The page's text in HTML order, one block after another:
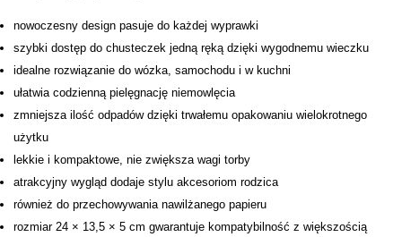
nowoczesny design pasuje do każdej wyprawki
szybki dostęp do chusteczek jedną ręką dzięki wygodnemu wieczku
idealne rozwiązanie do wózka, samochodu i w kuchni
ułatwia codzienną pielęgnację niemowlęcia
zmniejsza ilość odpadów dzięki trwałemu opakowaniu wielokrotnego
użytku
lekkie i kompaktowe, nie zwiększa wagi torby
atrakcyjny wygląd dodaje stylu akcesoriom rodzica
również do przechowywania nawilżanego papieru
rozmiar 24 × 13,5 × 5 cm gwarantuje kompatybilność z większością